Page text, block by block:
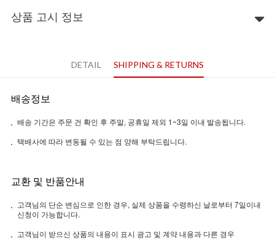
상품 고시 정보
DETAIL SHIPPING & RETURNS
배송정보
배송 기간은 주문 건 확인 후 주말, 공휴일 제외 1~3일 이내 발송됩니다.
택배사에 따라 변동될 수 있는 점 양해 부탁드립니다.
교환 및 반품안내
고객님의 단순 변심으로 인한 경우, 실제 상품을 수령하신 날로부터 7일이내
신청이 가능합니다.
고객님이 받으신 상품의 내용이 표시 광고 및 계약 내용과 다른 경우